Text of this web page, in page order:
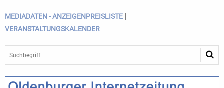
MEDIADATEN - ANZEIGENPREISLISTE |
VERANSTALTUNGSKALENDER